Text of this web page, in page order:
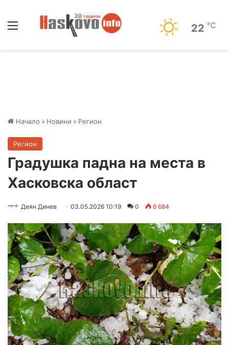
22 ℃
Начало » Новини » Регион
Регион
Градушка падна на места в
Хасковска област
Деян Динев 03.05.2026 10:19 0 6 684